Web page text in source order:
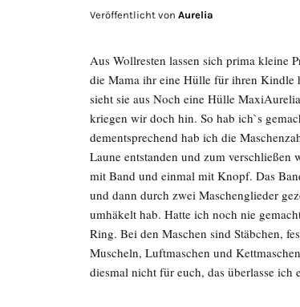
Veröffentlicht von Aurelia
Aus Wollresten lassen sich prima kleine
die Mama ihr eine Hülle für ihren Kindle
sieht sie aus Noch eine Hülle
kriegen wir doch hin. So hab ich`s
dementsprechend hab ich die
Laune entstanden und zum
mit Band und einmal mit Knopf. Das
und dann durch zwei Maschenglieder
umhäkelt hab. Hatte ich noch nie
Ring. Bei den Maschen sind Stäbchen,
Muscheln, Luftmaschen und
diesmal nicht für euch, das überlasse